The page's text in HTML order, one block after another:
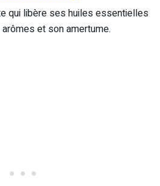
qui libère ses huiles essentielles
et son amertume.